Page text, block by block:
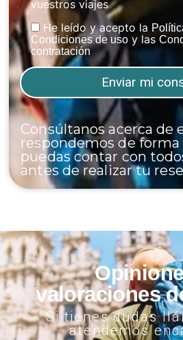
vuestros viajes
He leído y acepto la
Condiciones de uso y las
contratación
Consúltanos acerca de
respondemos de forma
puedas contar con
antes de realizar tu
valoraciones
Si tienes dudas
atendemos